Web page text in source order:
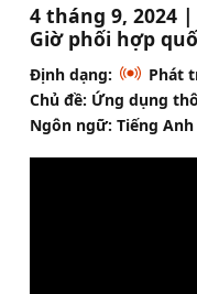
4 tháng 9, 2024 |
Giờ phối hợp
Định dạng:
Phát
Chủ đề: Ứng dụng
Ngôn ngữ: Tiếng Anh